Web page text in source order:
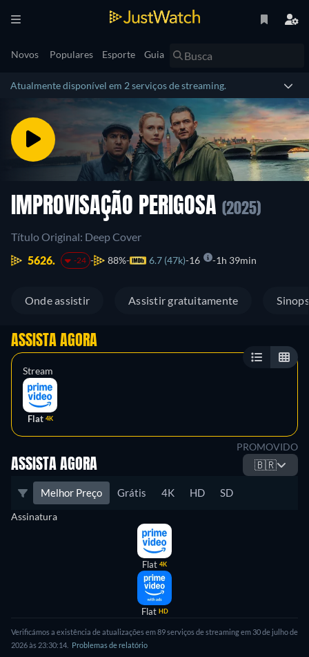
Novos Populares Esporte Guia
Atualmente disponível em 2 serviços de streaming.
IMPROVISAÇÃO PERIGOSA (2025)
Título Original: Deep Cover
5626.
-24 88% 6.7 (47k) 16 1h 39min
Onde assistir Assistir gratuitamente
ASSISTA AGORA
Stream
Flat 4K
PROMOVIDO
ASSISTA AGORA 🇧🇷
Melhor Preço Grátis 4K HD SD
Assinatura
Flat 4K
Flat HD
Verificámos a existência de atualizações em 89 serviços de streaming em 30 de julho de
2026 às 23:30:14.
Problemas de relatório